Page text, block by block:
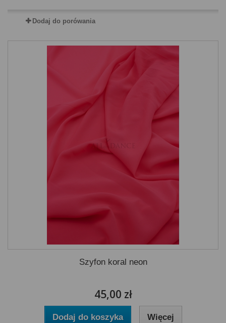
Dodaj do porówania
Szyfon koral neon
45,00 zł
Dodaj do koszyka Więcej